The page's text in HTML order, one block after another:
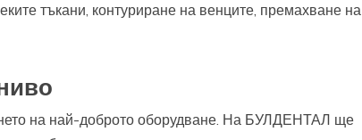
тъкани, контуриране на венците, премахване на
на най-доброто оборудване. На БУЛДЕНТАЛ ще